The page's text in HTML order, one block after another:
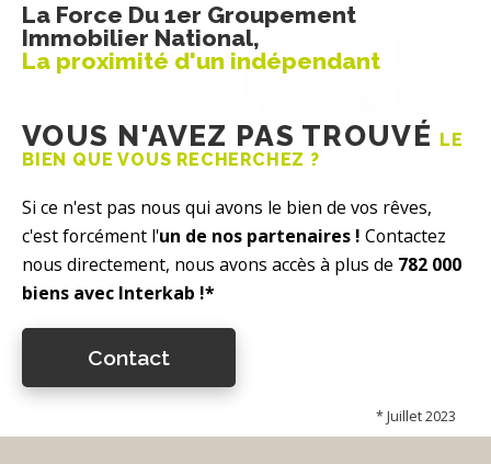
La Force Du 1er Groupement
Immobilier National,
La proximité d'un indépendant
VOUS N'AVEZ PAS TROUVÉ
LE
BIEN QUE VOUS RECHERCHEZ ?
Si ce n'est pas nous qui avons le bien de vos rêves,
c'est forcément l'un de nos partenaires ! Contactez
nous directement, nous avons accès à plus de 782 000
biens avec Interkab !*
Contact
* Juillet 2023